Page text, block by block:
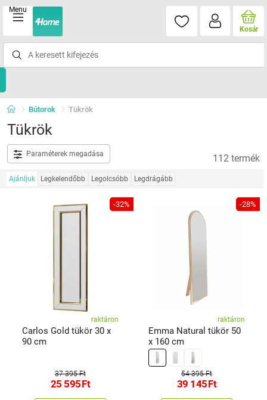
Menu
Kosár
Bútorok Tükrök
Tükrök
Paraméterek megadása 112 termék
Ajánljuk Legkelendőbb Legolcsóbb Legdrágább
-32%
raktáron
Carlos Gold tükör 30 x
90 cm
37 395 Ft
25 595Ft
-28%
raktáron
Emma Natural tükör 50
x 160 cm
54 395 Ft
39 145Ft